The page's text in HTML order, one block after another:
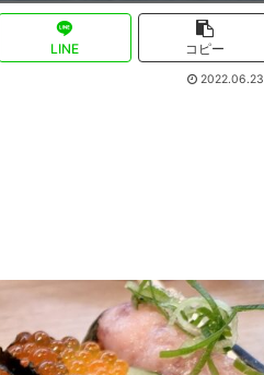
LINE コピー
2022.06.23